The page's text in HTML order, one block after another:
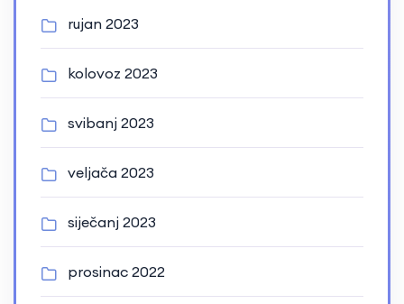
rujan 2023
kolovoz 2023
svibanj 2023
veljača 2023
siječanj 2023
prosinac 2022